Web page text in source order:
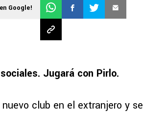
Google!
Jugará con Pirlo.
club en el extranjero y se